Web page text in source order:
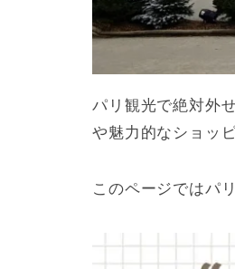
パリ観光で絶対外
や魅力的なショッ
このページではパ